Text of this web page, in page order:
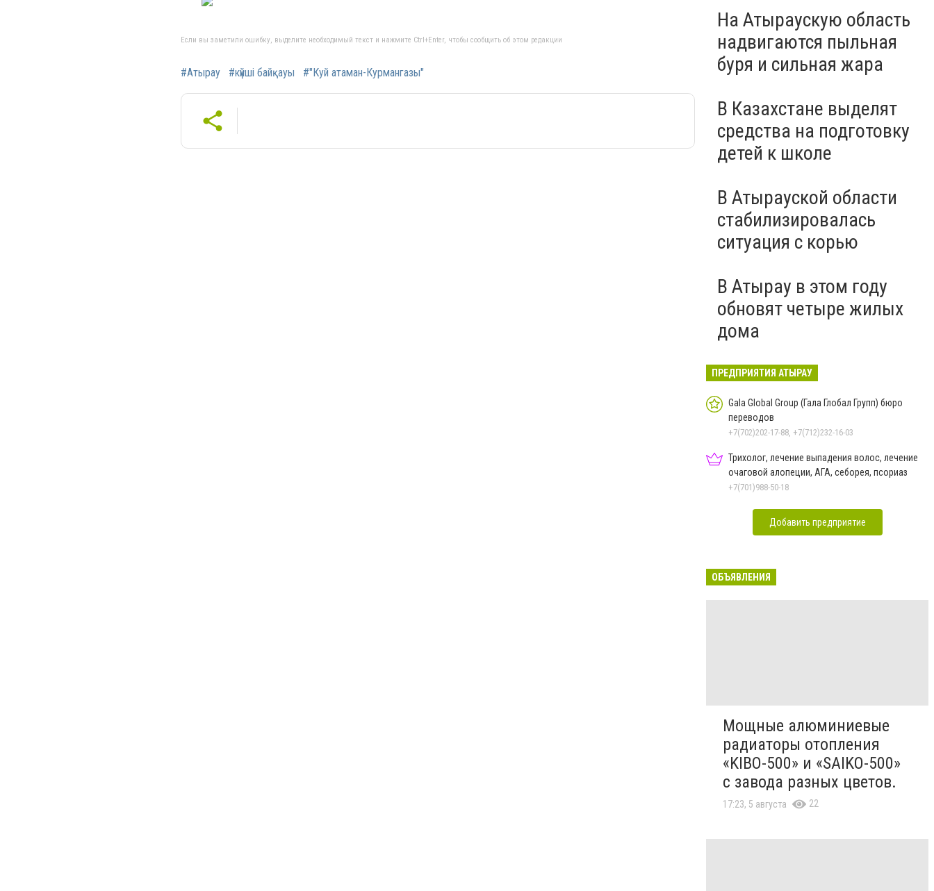
Если вы заметили ошибку, выделите необходимый текст и нажмите Ctrl+Enter, чтобы сообщить об этом редакции
#Атырау #күйші байқауы #"Куй атаман-Курмангазы"
На Атыраускую область
надвигаются пыльная
буря и сильная жара
В Казахстане выделят
средства на подготовку
детей к школе
В Атырауской области
стабилизировалась
ситуация с корью
В Атырау в этом году
обновят четыре жилых
дома
ПРЕДПРИЯТИЯ АТЫРАУ
Gala Global Group (Гала Глобал Групп) бюро
переводов
+7(702)202-17-88, +7(712)232-16-03
Трихолог, лечение выпадения волос, лечение
очаговой алопеции, АГА, себорея, псориаз
+7(701)988-50-18
Добавить предприятие
ОБЪЯВЛЕНИЯ
Мощные алюминиевые
радиаторы отопления
«KIBO-500» и «SAIKO-500»
с завода разных цветов.
17:23, 5 августа 22